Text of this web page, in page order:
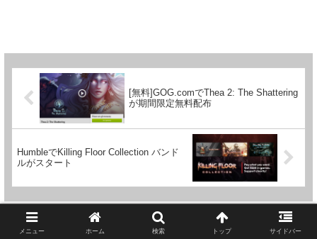
[無料]GOG.comでThea 2: The Shattering
が期間限定無料配布
HumbleでKilling Floor Collection バンド
ルがスタート
メニュー ホーム 検索 トップ サイドバー